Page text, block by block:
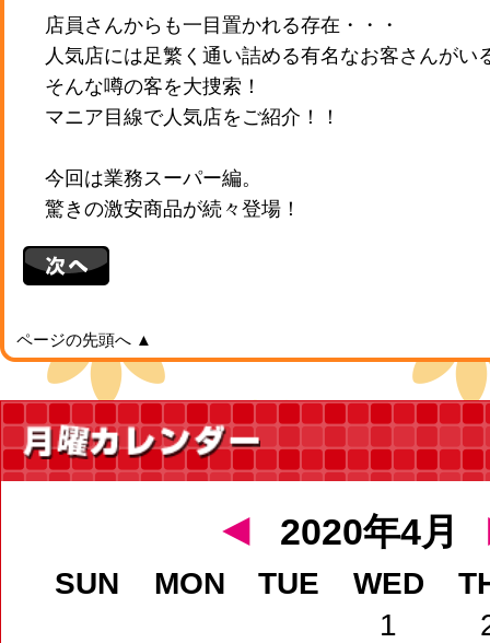
店員さんからも一目置かれる存在・・・
人気店には足繁く通い詰める有名なお客さんがい
そんな噂の客を大捜索！
マニア目線で人気店をご紹介！！
今回は業務スーパー編。
驚きの激安商品が続々登場！
ページの先頭へ ▲
◄ 2020年4月
SUN MON TUE WED
1